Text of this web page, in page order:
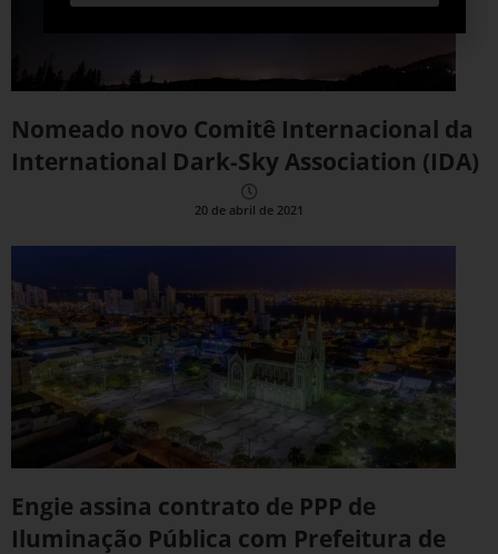
Nomeado novo Comitê Internacional da
International Dark-Sky Association (IDA)
20 de abril de 2021
Engie assina contrato de PPP de
Iluminação Pública com Prefeitura de